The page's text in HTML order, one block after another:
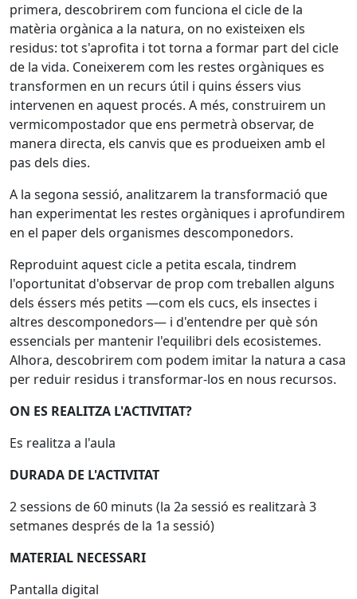
primera, descobrirem com funciona el cicle de la
matèria orgànica a la natura, on no existeixen els
residus: tot s'aprofita i tot torna a formar part del cicle
de la vida. Coneixerem com les restes orgàniques es
transformen en un recurs útil i quins éssers vius
intervenen en aquest procés. A més, construirem un
vermicompostador que ens permetrà observar, de
manera directa, els canvis que es produeixen amb el
pas dels dies.
A la segona sessió, analitzarem la transformació que
han experimentat les restes orgàniques i aprofundirem
en el paper dels organismes descomponedors.
Reproduint aquest cicle a petita escala, tindrem
l'oportunitat d'observar de prop com treballen alguns
dels éssers més petits —com els cucs, els insectes i
altres descomponedors— i d'entendre per què són
essencials per mantenir l'equilibri dels ecosistemes.
Alhora, descobrirem com podem imitar la natura a casa
per reduir residus i transformar-los en nous recursos.
ON ES REALITZA L'ACTIVITAT?
Es realitza a l'aula
DURADA DE L'ACTIVITAT
2 sessions de 60 minuts (la 2a sessió es realitzarà 3
setmanes després de la 1a sessió)
MATERIAL NECESSARI
Pantalla digital